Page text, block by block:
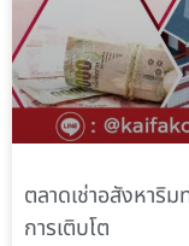
ตลาดเช่าอสังหาริ
การเติบโต